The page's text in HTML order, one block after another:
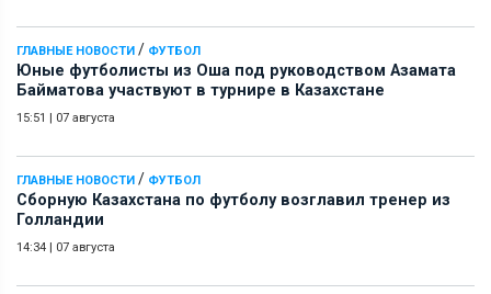
ГЛАВНЫЕ НОВОСТИ / ФУТБОЛ
Юные футболисты из Оша под руководством Азамата
Байматова участвуют в турнире в Казахстане
15:51 | 07 августа
ГЛАВНЫЕ НОВОСТИ / ФУТБОЛ
Сборную Казахстана по футболу возглавил тренер из
Голландии
14:34 | 07 августа